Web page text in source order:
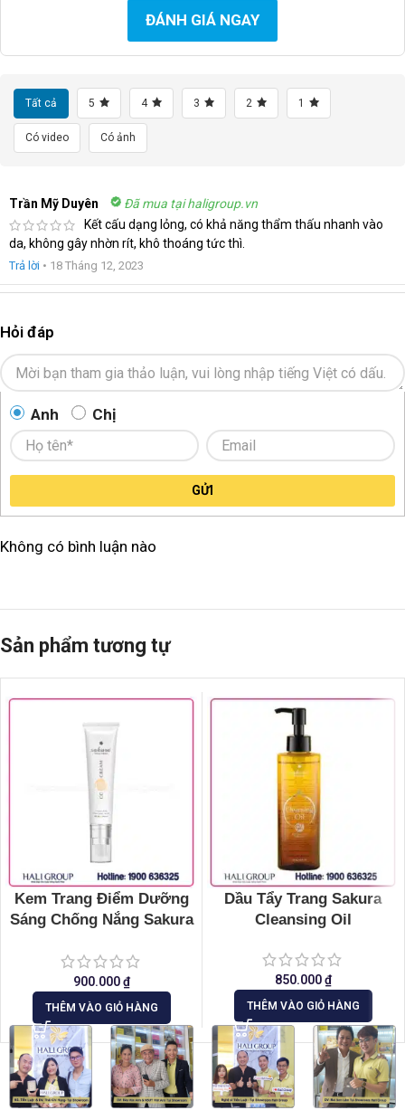
ĐÁNH GIÁ NGAY
Tất cả 5 4 3 2 1
Có video Có ảnh
Trần Mỹ Duyên
Đã mua tại haligroup.vn
Kết cấu dạng lỏng, có khả năng thẩm thấu nhanh vào
da, không gây nhờn rít, khô thoáng tức thì.
Trả lời • 18 Tháng 12, 2023
Hỏi đáp
Anh Chị
GỬI
Không có bình luận nào
Sản phẩm tương tự
Kem Trang Điểm Dưỡng
Sáng Chống Nắng Sakura
Control Base
900.000₫
THÊM VÀO GIỎ HÀNG
Dầu Tẩy Trang Sakura
Cleansing Oil
850.000₫
THÊM VÀO GIỎ HÀNG